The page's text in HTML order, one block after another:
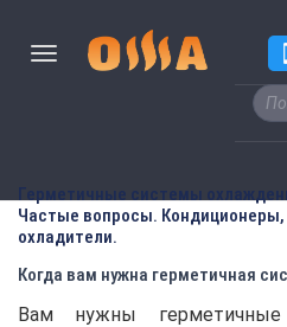
Герметичные системы
Частые вопросы.
охладители.
Когда вам нужна герметичная
Вам нужны